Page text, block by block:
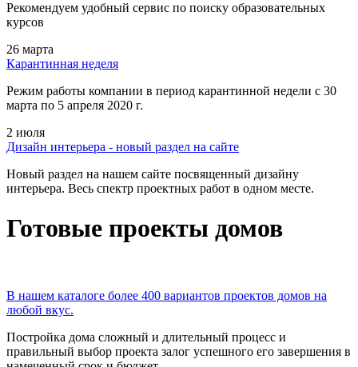
Рекомендуем удобный сервис по поиску образовательных
курсов
26 марта
Карантинная неделя
Режим работы компании в период карантинной недели c 30
марта по 5 апреля 2020 г.
2 июля
Дизайн интерьера - новый раздел на сайте
Новый раздел на нашем сайте посвященный дизайну
интерьера. Весь спектр проектных работ в одном месте.
Готовые проекты домов
В нашем каталоге более 400 вариантов проектов домов на
любой вкус.
Постройка дома сложный и длительный процесс и
правильный выбор проекта залог успешного его завершения в